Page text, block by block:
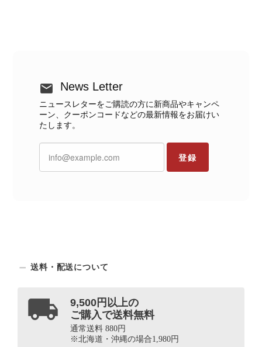
News Letter
ニュースレターをご購読の方に新商品やキャンペ
ーン、クーポンコードなどの最新情報をお届けい
たします。
登録
送料・配送について
9,500円以上の
ご購入で送料無料
通常送料 880円
※北海道・沖縄の場合1,980円